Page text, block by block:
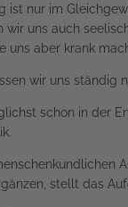
ist nur im
wir uns auch
uns aber krank
wir uns ständig
schon in der
stellt das